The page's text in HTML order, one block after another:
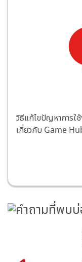
วิธีแก้ไขปัญหาการใ
เกี่ยวกับ Game